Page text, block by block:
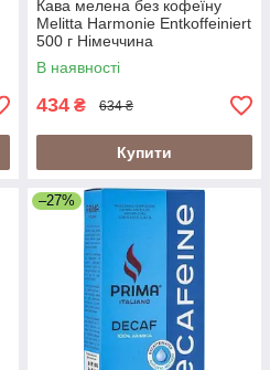
Кава мелена без кофеїну
Melitta Harmonie Entkoffeiniert
500 г Німеччина
В наявності
434 ₴ 634 ₴
Купити
–27%